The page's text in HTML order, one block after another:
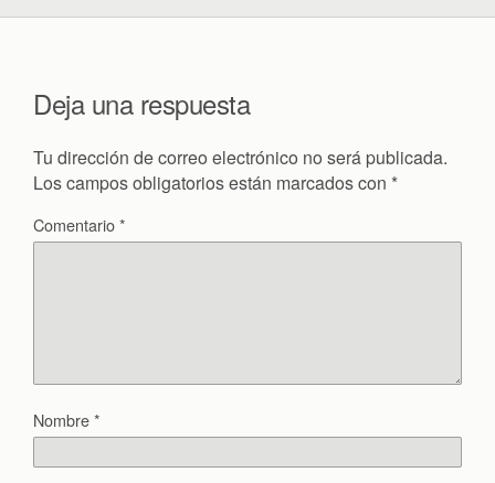
Deja una respuesta
Tu dirección de correo electrónico no será publicada.
Los campos obligatorios están marcados con *
Comentario*
Nombre*